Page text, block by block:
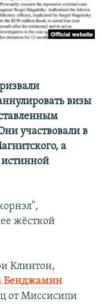
визы
участвовали в
а
истинной
жёсткой
Клинтон,
Бенджамин
от Миссисипи